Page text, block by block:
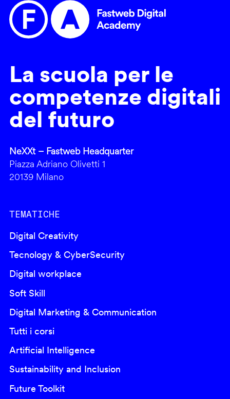
La scuola per le
competenze digitali
del futuro
NeXXt – Fastweb Headquarter
Piazza Adriano Olivetti 1
20139 Milano
TEMATICHE
Digital Creativity
Tecnology & CyberSecurity
Digital workplace
Soft Skill
Digital Marketing & Communication
Tutti i corsi
Artificial Intelligence
Sustainability and Inclusion
Future Toolkit